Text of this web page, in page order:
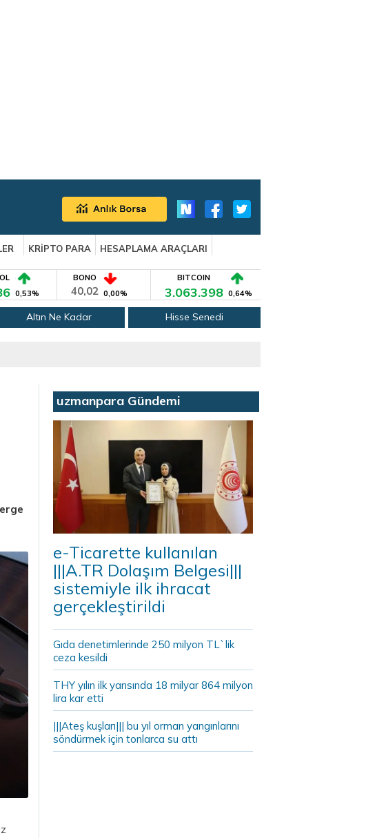
KRİPTO PARA
HESAPLAMA ARAÇLARI
0,53%
BONO
40,02 0,00%
BITCOIN
3.063.398 0,64%
Altın Ne Kadar Hisse Senedi
uzmanpara Gündemi
e-Ticarette kullanılan
|||A.TR Dolaşım Belgesi|||
sistemiyle ilk ihracat
gerçekleştirildi
Gıda denetimlerinde 250 milyon TL`lik
ceza kesildi
THY yılın ilk yarısında 18 milyar 864 milyon
lira kar etti
|||Ateş kuşları||| bu yıl orman yangınlarını
söndürmek için tonlarca su attı